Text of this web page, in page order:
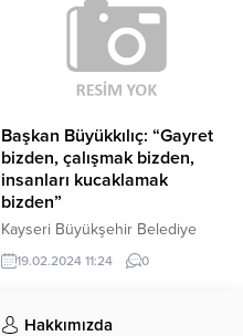
Başkan Büyükkılıç: “Gayret
bizden, çalışmak bizden,
insanları kucaklamak
bizden”
Kayseri Büyükşehir Belediye
Başkanı Dr. Memduh Büyükkılıç,
'Kayseri Modeli Belediyecilik'
kentte yapılan yatırım ve
19.02.2024 11:24 0
Hakkımızda